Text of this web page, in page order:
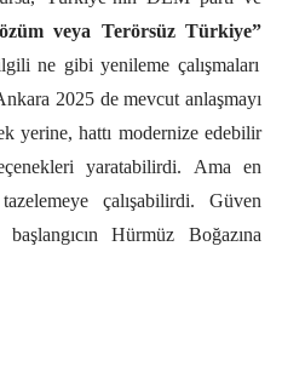
veya Terörsüz Türkiye”
ne gibi yenileme çalışmaları
2025 de mevcut anlaşmayı
yerine, hattı modernize edebilir
yaratabilirdi. Ama en
çalışabilirdi. Güven
Hürmüz Boğazına